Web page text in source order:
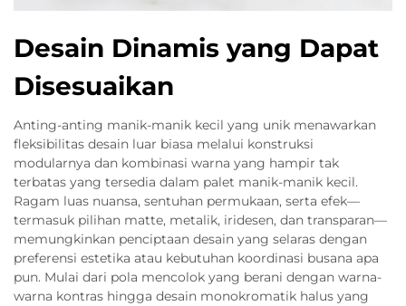
Desain Dinamis yang Dapat
Disesuaikan
Anting-anting manik-manik kecil yang unik menawarkan
fleksibilitas desain luar biasa melalui konstruksi
modularnya dan kombinasi warna yang hampir tak
terbatas yang tersedia dalam palet manik-manik kecil.
Ragam luas nuansa, sentuhan permukaan, serta efek—
termasuk pilihan matte, metalik, iridesen, dan transparan—
memungkinkan penciptaan desain yang selaras dengan
preferensi estetika atau kebutuhan koordinasi busana apa
pun. Mulai dari pola mencolok yang berani dengan warna-
warna kontras hingga desain monokromatik halus yang